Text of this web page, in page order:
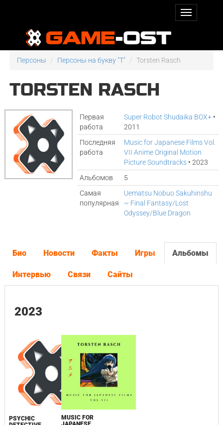
Персоны Персоны на букву "T" Torsten Rasch
TORSTEN RASCH
Первая
работа
Super Robot Shudaika BOX+ •
2011
Последняя
работа
Music for Japanese Films Vol.
VII Anime Original Motion
Picture Soundtracks • 2023
Альбомов
5
Самая
популярная
Uematsu Nobuo Sakuhinshu
~ Final Fantasy/Lost
Odyssey/Blue Dragon
Био Новости Факты Игры Альбомы
Интервью Связи Сайты
2023
PSYCHIC
MUSIC FOR